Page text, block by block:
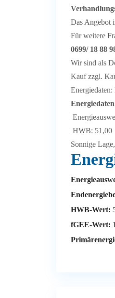
Das Angebot
Für weitere
0699/ 18 88
Wir sind als
Kauf zzgl.
HWB: 51,00
Sonnige
HWB-Wert:
fGEE-Wert: